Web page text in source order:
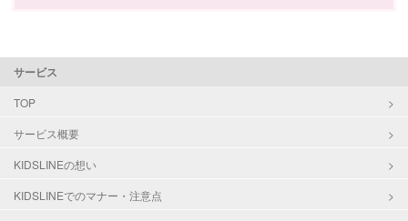
サービス
TOP
サービス概要
KIDSLINEの想い
KIDSLINEでのマナー・注意点